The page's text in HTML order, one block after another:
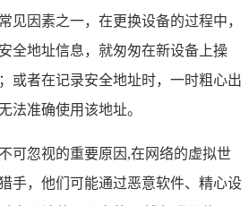
见因素之一，在更换设备的过程中，
全地址信息，就匆匆在新设备上操
或者在记录安全地址时，一时粗心出
法准确使用该地址。
可忽视的重要原因,在网络的虚拟世
手，他们可能通过恶意软件、精心设